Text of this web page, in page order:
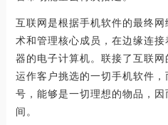
互联网是根据手机软件的最终
术和管理核心成员，在边缘连
器的电子计算机。联接了互联
运作客户挑选的一切手机软件
号，能够是一切理想的物品，
间。